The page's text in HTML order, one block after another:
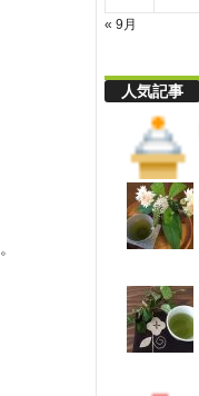
« 9月
人気記事